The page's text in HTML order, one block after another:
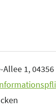
Allee 1,